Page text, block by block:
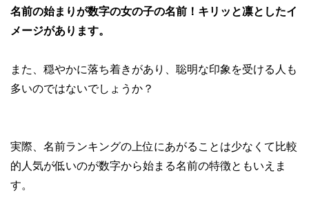
名前の始まりが数字の女の子の名前！キリッと凛としたイ
メージがあります。
また、穏やかに落ち着きがあり、聡明な印象を受ける人も
多いのではないでしょうか？
実際、名前ランキングの上位にあがることは少なくて比較
的人気が低いのが数字から始まる名前の特徴ともいえま
す。